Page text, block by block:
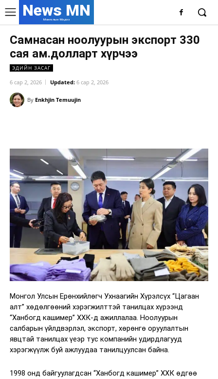
News MN
Монголын Мэдээ
Самнасан ноолуурын экспорт 330
сая ам.долларт хүрчээ
ЭДИЙН ЗАСАГ
6 сар 2, 2026 Updated: 6 сар 2, 2026
By Enkhjin Temuujin
Монгол Улсын Ерөнхийлөгч Ухнаагийн Хүрэлсүх “Цагаан
алт” хөдөлгөөний хэрэгжилттэй танилцах хүрээнд
“Ханбогд кашимер” ХХК-д ажиллалаа. Ноолуурын
салбарын үйлдвэрлэл, экспорт, хөрөнгө оруулалтын
явцтай танилцах үеэр тус компанийн удирдлагууд
хэрэгжүүлж буй ажлуудаа танилцуулсан байна.
1998 онд байгуулагдсан “Ханбогд кашимер” ХХК өдгөө